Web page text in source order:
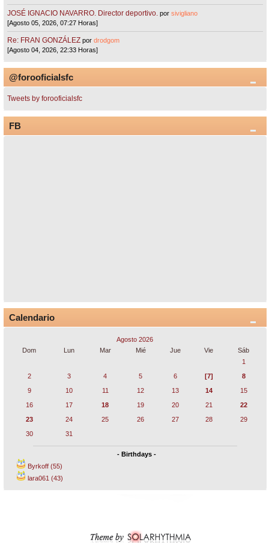
JOSÉ IGNACIO NAVARRO. Director deportivo. porsivigliano
[Agosto 05, 2026, 07:27 Horas]
Re: FRAN GONZÁLEZ pordrodgom
[Agosto 04, 2026, 22:33 Horas]
@forooficialsfc
Tweets by forooficialsfc
FB
Calendario
Agosto 2026
Dom
Lun Mar Mié Jue Vie
Sáb
1
2
3 4 5 6 [7]
8
9
10 11 12 13 14
15
16
17 18 19 20 21
22
23
24 25 26 27 28
29
30
31
- Birthdays -
Byrkoff (55)
lara061 (43)